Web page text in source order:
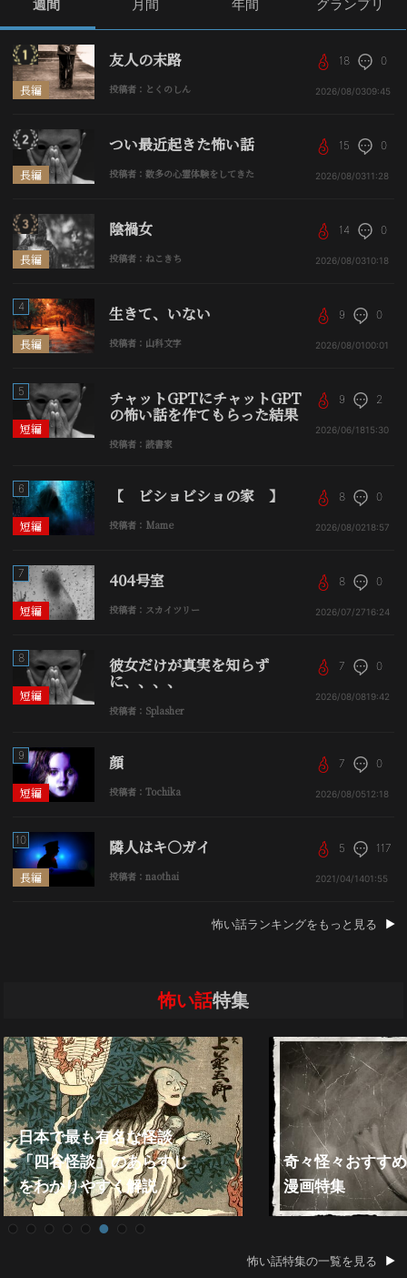
週間 月間 年間 グランプリ
長編
友人の末路
投稿者：とくのしん
18 0
2026/08/0309:45
長編
つい最近起きた怖い話
投稿者：数多の心霊体験をしてきた
15 0
2026/08/0311:28
長編
陰禍女
投稿者：ねこきち
14 0
2026/08/0310:18
長編
4 生きて、いない
投稿者：山科文字
9 0
2026/08/01 00:01
短編
5 チャットGPTにチャットGPT
の怖い話を作てもらった結果
投稿者：読書家
9 2
2026/06/1815:30
短編
6 【 ビショビショの家 】
投稿者：Mame
8 0
2026/08/0218:57
短編
7 404号室
投稿者：スカイツリー
8 0
2026/07/2716:24
短編
8 彼女だけが真実を知らず
に、、、、
投稿者：Splasher
7 0
2026/08/0819:42
短編
9 顔
投稿者：Tochika
7 0
2026/08/0512:18
長編
10 隣人はキ○ガイ
投稿者：naothai
5 117
2021/04/1401:55
怖い話ランキングをもっと見る
怖い話特集
日本で最も有名な怪談
「四谷怪談」のあらすじ
をわかりやすく解説
奇々怪々おすす
漫画特集
怖い話特集の一覧を見る